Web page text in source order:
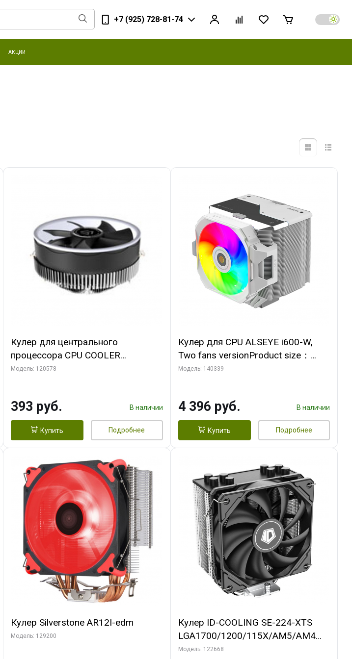
+7 (925) 728-81-74
АКЦИИ
Кулер для центрального
процессора CPU COOLER
109x109x68mm, 0.018-0.12A, 12V,
Модель: 120578
393 руб. В наличии
Купить Подробнее
Кулер для CPU ALSEYE i600-W,
Two fans versionProduct size：
144x121x159mmTDP：
LGA115X,1200,1700,1366,2011AM
D：AM4
Модель: 140339
4 396 руб. В наличии
Купить Подробнее
Кулер Silverstone AR12I-edm
Модель: 129200
Кулер ID-COOLING SE-224-XTS
LGA1700/1200/115X/AM5/AM4
(10шт/кор, TDP 220W, PWM, 4
Модель: 122668